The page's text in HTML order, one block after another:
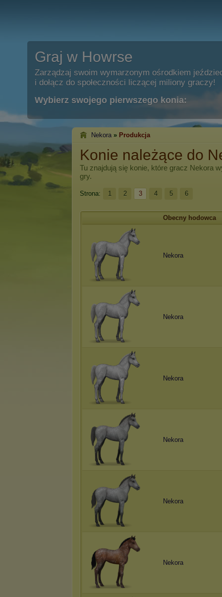
Graj w Howrse
Zarządzaj swoim wymarzonym ośrodkiem
i dołącz do społeczności liczącej miliony graczy!
Wybierz swojego pierwszego konia:
Nеkоrа » Produkcja
Konie należące do
Tu znajdują się konie, które gracz Nеkоrа
gry.
Strona: 1 2 3 4 5 6
Obecny hodowca
Nеkоrа
Nеkоrа
Nеkоrа
Nеkоrа
Nеkоrа
Nеkоrа